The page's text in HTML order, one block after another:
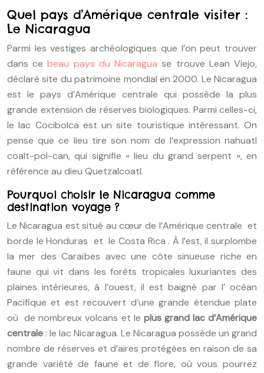
Quel pays d’Amérique centrale visiter :
Le Nicaragua
Parmi les vestiges archéologiques que l’on peut trouver
dans cebeau pays du Nicaragua se trouve Lean Viejo,
déclaré site du patrimoine mondial en 2000. Le Nicaragua
est le pays d’Amérique centrale qui possède la plus
grande extension de réserves biologiques. Parmi celles-ci,
le lac Cocibolca est un site touristique intéressant. On
pense que ce lieu tire son nom de l’expression nahuatl
coalt-pol-can, qui signifie « lieu du grand serpent », en
référence au dieu Quetzalcoatl.
Pourquoi choisir le Nicaragua comme
destination voyage ?
Le Nicaragua est situé au cœur de l’Amérique centrale et
borde le Honduras et le Costa Rica . À l’est, il surplombe
la mer des Caraïbes avec une côte sinueuse riche en
faune qui vit dans les forêts tropicales luxuriantes des
plaines intérieures, à l’ouest, il est baigné par l’ océan
Pacifique et est recouvert d’une grande étendue plate
où de nombreux volcans et le plus grand lac d’Amérique
centrale : le lac Nicaragua. Le Nicaragua possède un grand
nombre de réserves et d’aires protégées en raison de sa
grande variété de faune et de flore, où vous pourrez